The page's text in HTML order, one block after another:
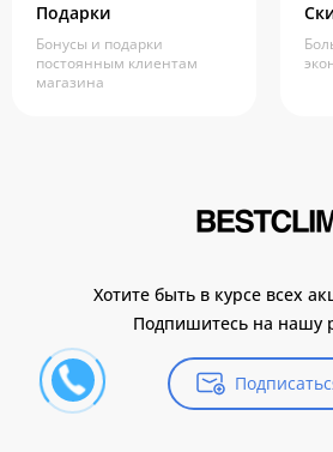
Подарки
Бонусы и подарки
постоянным клиентам
магазина
Хотите быть в курсе всех
Подпишитесь на нашу